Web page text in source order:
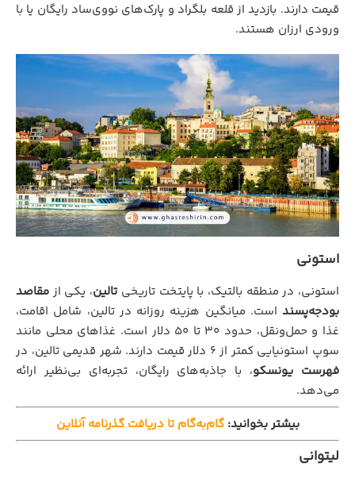
قیمت دارند. بازدید از قلعه بلگراد و پارک‌های نووی‌ساد رایگان یا با
ورودی ارزان هستند.
استونی
استونی، در منطقه بالتیک، با پایتخت تاریخی تالین، یکی از مقاصد
بودجه‌پسند است. میانگین هزینه روزانه در تالین، شامل اقامت،
غذا و حمل‌ونقل، حدود 30 تا 50 دلار است. غذاهای محلی مانند
سوپ استونیایی کمتر از 6 دلار قیمت دارند. شهر قدیمی تالین، در
فهرست یونسکو، با جاذبه‌های رایگان، تجربه‌ای بی‌نظیر ارائه
می‌دهد.
بیشتر بخوانید:گام‌به‌گام تا دریافت گذرنامه آنلاین
لیتوانی